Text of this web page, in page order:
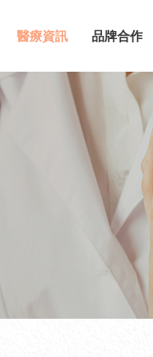
醫療資訊 品牌合作